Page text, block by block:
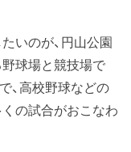
いのが、円山公園
球場と競技場で
、高校野球などの
の試合がおこなわ